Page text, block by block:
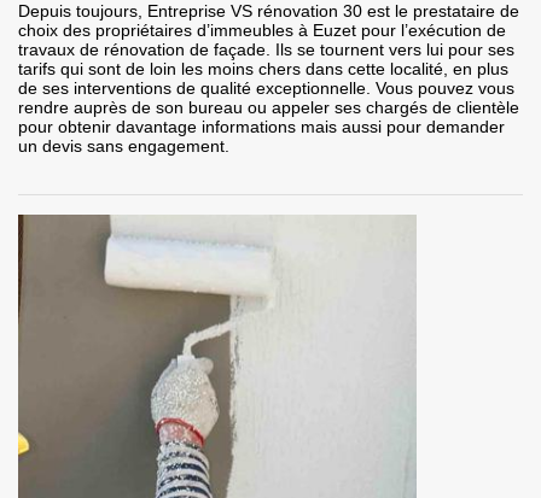
Depuis toujours, Entreprise VS rénovation 30 est le prestataire de
choix des propriétaires d’immeubles à Euzet pour l’exécution de
travaux de rénovation de façade. Ils se tournent vers lui pour ses
tarifs qui sont de loin les moins chers dans cette localité, en plus
de ses interventions de qualité exceptionnelle. Vous pouvez vous
rendre auprès de son bureau ou appeler ses chargés de clientèle
pour obtenir davantage informations mais aussi pour demander
un devis sans engagement.